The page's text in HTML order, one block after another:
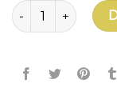
ilość kolczyk helix